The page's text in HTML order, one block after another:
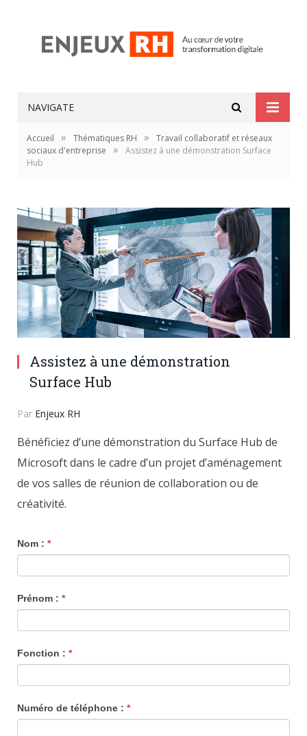
NAVIGATE
Accueil » Thématiques RH »
Travail collaboratif et réseaux
sociaux d'entreprise
»
Assistez à une démonstration Surface
Hub
Assistez à une démonstration
Surface Hub
Par Enjeux RH
Bénéficiez d’une démonstration du Surface Hub de
Microsoft dans le cadre d’un projet d’aménagement
de vos salles de réunion de collaboration ou de
créativité.
If
human,
field
Nom : *
Prénom : *
Fonction : *
Numéro de téléphone : *